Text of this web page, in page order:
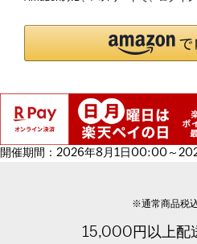
開催期間：2026年8月1日00:00～
※通常商品税
15,000円以上配